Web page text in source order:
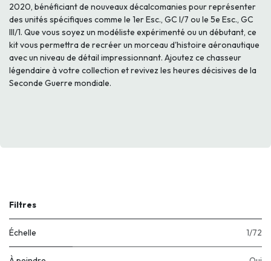
2020, bénéficiant de nouveaux décalcomanies pour représenter
des unités spécifiques comme le 1er Esc., GC I/7 ou le 5e Esc., GC
III/1. Que vous soyez un modéliste expérimenté ou un débutant, ce
kit vous permettra de recréer un morceau d'histoire aéronautique
avec un niveau de détail impressionnant. Ajoutez ce chasseur
légendaire à votre collection et revivez les heures décisives de la
Seconde Guerre mondiale.
Filtres
Échelle 1/72